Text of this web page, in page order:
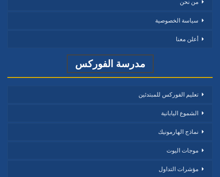
من نحن
سياسة الخصوصية
أعلن معنا
مدرسة الفوركس
تعليم الفوركس للمبتدئين
الشموع اليابانية
نماذج الهارمونيك
موجات اليوت
مؤشرات التداول